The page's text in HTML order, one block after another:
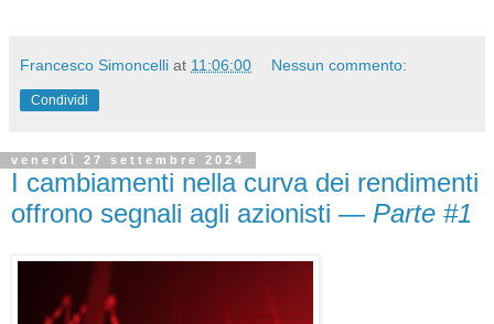
Francesco Simoncelli at 11:06:00 Nessun commento:
Condividi
venerdì 27 settembre 2024
I cambiamenti nella curva dei rendimenti
offrono segnali agli azionisti — Parte #1